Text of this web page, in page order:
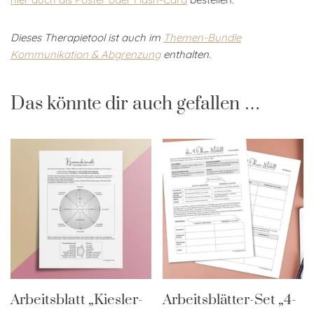
Dieses Therapietool ist auch im Themen-Bundle
Kommunikation & Abgrenzungenthalten.
Das könnte dir auch gefallen …
Arbeitsblatt „Kiesler-
Arbeitsblätter-Set „4-